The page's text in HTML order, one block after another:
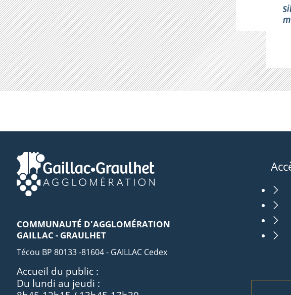
COMMUNAUTÉ D'AGGLOMÉRATION
GAILLAC - GRAULHET
Técou BP 80133 -81604 - GAILLAC Cedex
Accueil du public :
Du lundi au jeudi :